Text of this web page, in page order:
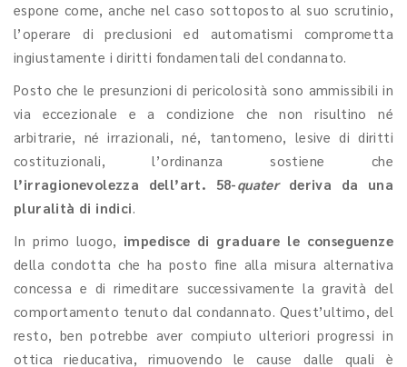
espone come, anche nel caso sottoposto al suo scrutinio,
l’operare di preclusioni ed automatismi comprometta
ingiustamente i diritti fondamentali del condannato.
Posto che le presunzioni di pericolosità sono ammissibili in
via eccezionale e a condizione che non risultino né
arbitrarie, né irrazionali, né, tantomeno, lesive di diritti
costituzionali, l’ordinanza sostiene che
l’irragionevolezza dell’art. 58-quaterderiva da una
pluralità di indici.
In primo luogo, impedisce di graduare le conseguenze
della condotta che ha posto fine alla misura alternativa
concessa e di rimeditare successivamente la gravità del
comportamento tenuto dal condannato. Quest’ultimo, del
resto, ben potrebbe aver compiuto ulteriori progressi in
ottica rieducativa, rimuovendo le cause dalle quali è